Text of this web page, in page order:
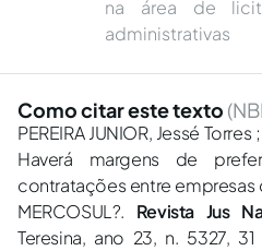
na área de
administrativas
Como citar este texto
PEREIRA JUNIOR, Jessé
Haverá margens de
contratações entre
MERCOSUL?. Revista Jus
Teresina, ano 23, n. 5327,